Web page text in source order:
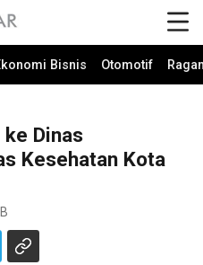
Bisnis Otomotif
Dinas
Kesehatan Kota